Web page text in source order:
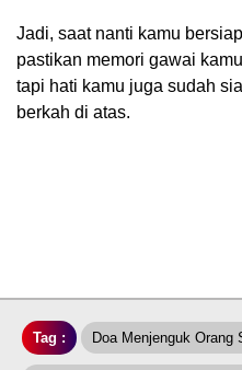
Jadi, saat nanti kamu
pastikan memori gawai
tapi hati kamu juga sudah
berkah di atas.
Tag : Doa Menjenguk Orang